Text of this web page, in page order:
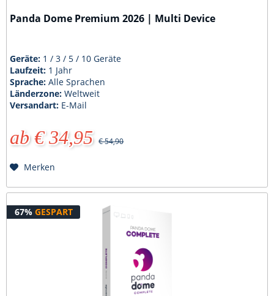
Panda Dome Premium 2026 | Multi Device
Geräte: 1 / 3 / 5 / 10 Geräte
Laufzeit: 1 Jahr
Sprache:Alle Sprachen
Länderzone:Weltweit
Versandart: E-Mail
ab € 34,95 € 54,90
Merken
67% GESPART